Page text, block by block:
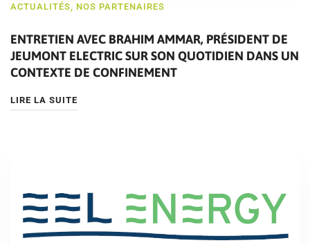
ACTUALITÉS NOS PARTENAIRES
ENTRETIEN AVEC BRAHIM AMMAR, PRÉSIDENT DE
JEUMONT ELECTRIC SUR SON QUOTIDIEN DANS UN
CONTEXTE DE CONFINEMENT
LIRE LA SUITE